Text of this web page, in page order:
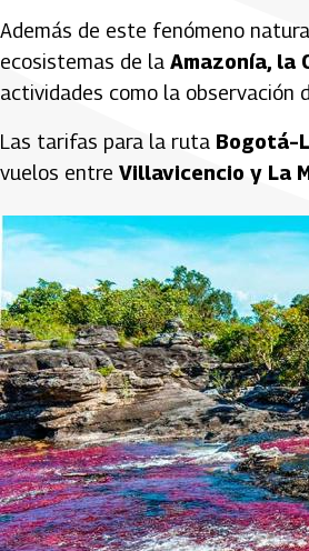
Además de este fenómeno
ecosistemas de la Amazonía, la
actividades como la observación
Las tarifas para la ruta
vuelos entre Villavicencio y La